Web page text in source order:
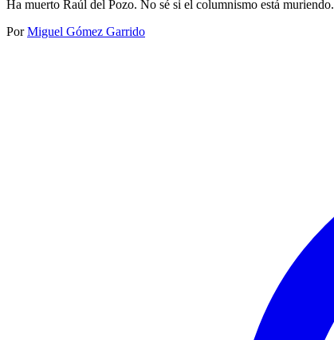
Ha muerto Raúl del Pozo. No sé si el columnismo está muriendo.
Por Miguel Gómez Garrido